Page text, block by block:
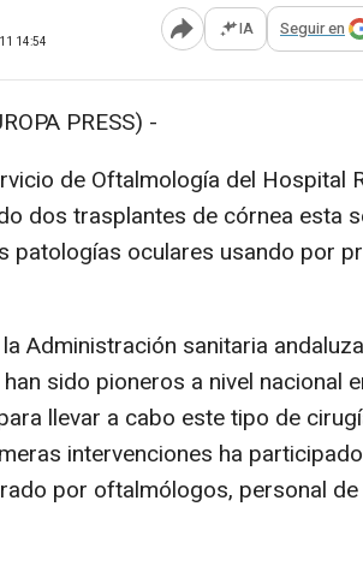
14:54 Abrir opciones
IA Seguir en
PRESS) -
de Oftalmología del Hospital
dos trasplantes de córnea esta
patologías oculares usando por
Administración sanitaria
sido pioneros a nivel nacional
llevar a cabo este tipo de
intervenciones ha
por oftalmólogos, personal